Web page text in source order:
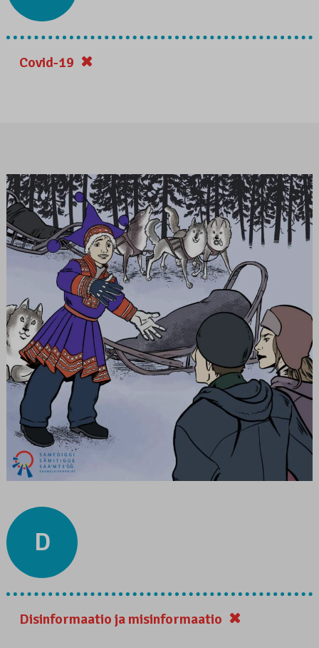
Covid-19
D
Disinformaatio ja misinformaatio